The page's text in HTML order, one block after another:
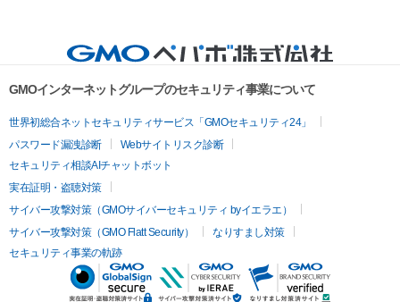
GMOインターネットグループのセキュリティ事業について
世界初総合ネットセキュリティサービス「GMOセキュリティ24」
パスワード漏洩診断
Webサイトリスク診断
セキュリティ相談AIチャットボット
実在証明・盗聴対策
サイバー攻撃対策（GMOサイバーセキュリティ byイエラエ）
サイバー攻撃対策（GMO Flatt Security）
なりすまし対策
セキュリティ事業の軌跡